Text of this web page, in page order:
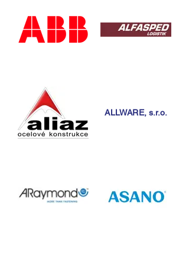
ALLWARE, s.r.o.